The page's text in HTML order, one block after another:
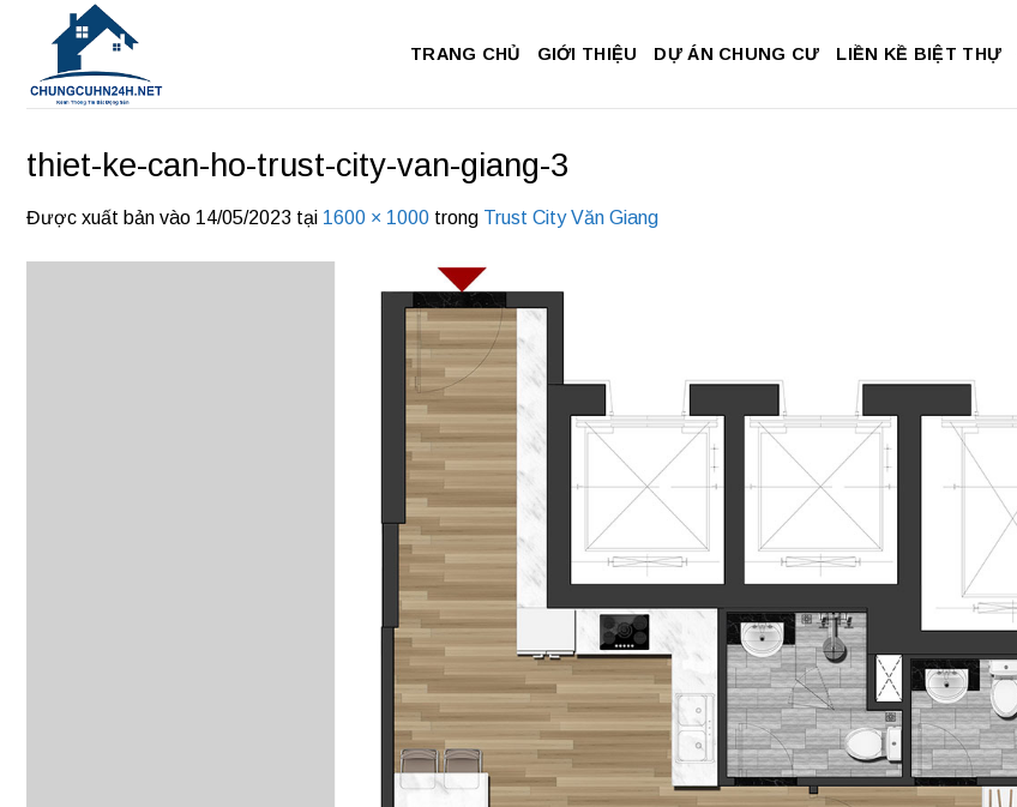
dung
TRANG CHỦ GIỚI THIỆU DỰ ÁN CHUNG CƯ LIỀN KỀ BIỆT THỰ
thiet-ke-can-ho-trust-city-van-giang-3
Được xuất bản vào 14/05/2023 tại 1600 × 1000 trong Trust City Văn Giang